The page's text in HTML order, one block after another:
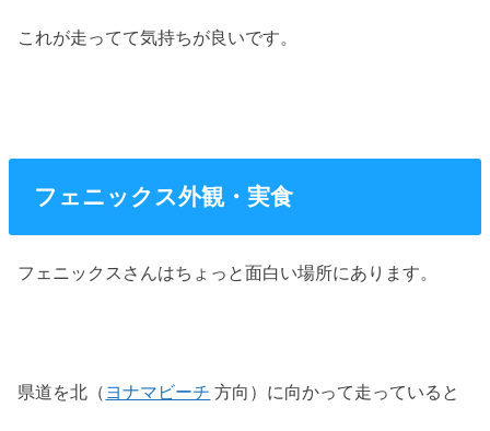
これが走ってて気持ちが良いです。
フェニックス外観・実食
フェニックスさんはちょっと面白い場所にあります。
県道を北（ ヨナマビーチ 方向）に向かって走っていると